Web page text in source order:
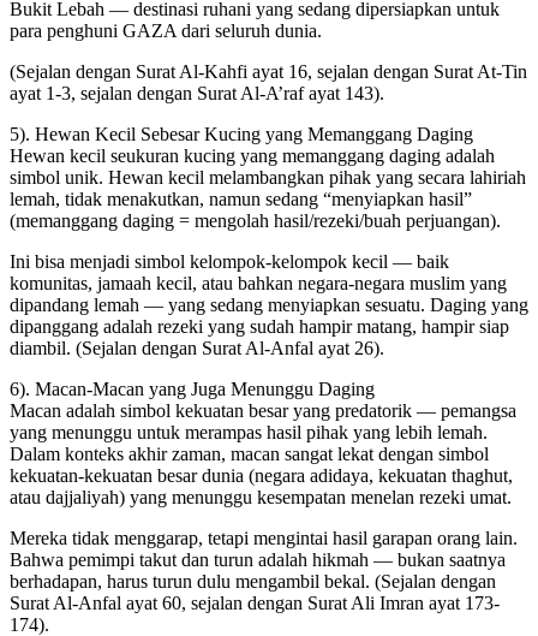
Bukit Lebah — destinasi ruhani yang sedang dipersiapkan untuk
para penghuni GAZA dari seluruh dunia.
(Sejalan dengan Surat Al-Kahfi ayat 16, sejalan dengan Surat At-Tin
ayat 1-3, sejalan dengan Surat Al-A’raf ayat 143).
5). Hewan Kecil Sebesar Kucing yang Memanggang Daging
Hewan kecil seukuran kucing yang memanggang daging adalah
simbol unik. Hewan kecil melambangkan pihak yang secara lahiriah
lemah, tidak menakutkan, namun sedang “menyiapkan hasil”
(memanggang daging = mengolah hasil/rezeki/buah perjuangan).
Ini bisa menjadi simbol kelompok-kelompok kecil — baik
komunitas, jamaah kecil, atau bahkan negara-negara muslim yang
dipandang lemah — yang sedang menyiapkan sesuatu. Daging yang
dipanggang adalah rezeki yang sudah hampir matang, hampir siap
diambil. (Sejalan dengan Surat Al-Anfal ayat 26).
6). Macan-Macan yang Juga Menunggu Daging
Macan adalah simbol kekuatan besar yang predatorik — pemangsa
yang menunggu untuk merampas hasil pihak yang lebih lemah.
Dalam konteks akhir zaman, macan sangat lekat dengan simbol
kekuatan-kekuatan besar dunia (negara adidaya, kekuatan thaghut,
atau dajjaliyah) yang menunggu kesempatan menelan rezeki umat.
Mereka tidak menggarap, tetapi mengintai hasil garapan orang lain.
Bahwa pemimpi takut dan turun adalah hikmah — bukan saatnya
berhadapan, harus turun dulu mengambil bekal. (Sejalan dengan
Surat Al-Anfal ayat 60, sejalan dengan Surat Ali Imran ayat 173-
174).